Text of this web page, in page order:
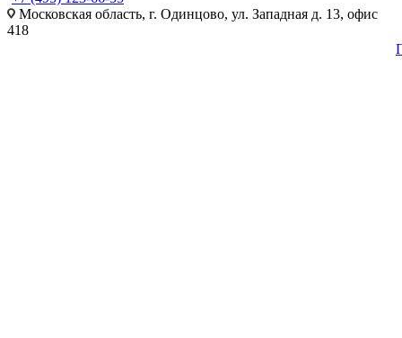
Московская область, г. Одинцово, ул. Западная д. 13, офис
418